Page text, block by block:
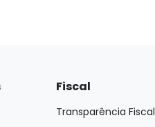
Fiscal
Transparência Fiscal